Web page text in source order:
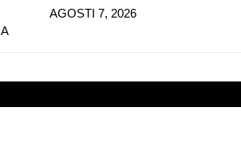
AGOSTI 7, 2026